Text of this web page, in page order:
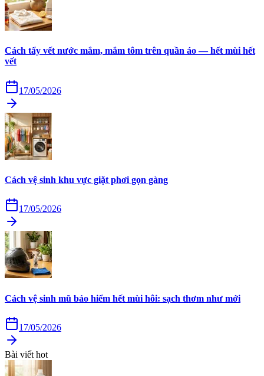
Cách tẩy vết nước mắm, mắm tôm trên quần áo — hết mùi hết
vết
17/05/2026
Cách vệ sinh khu vực giặt phơi gọn gàng
17/05/2026
Cách vệ sinh mũ bảo hiểm hết mùi hôi: sạch thơm như mới
17/05/2026
Bài viết hot